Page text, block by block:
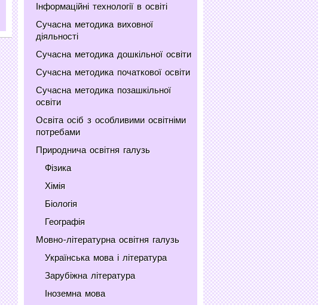
Інформаційні технології в освіті
Сучасна методика виховної
діяльності
Сучасна методика дошкільної освіти
Сучасна методика початкової освіти
Сучасна методика позашкільної
освіти
Освіта осіб з особливими освітніми
потребами
Природнича освітня галузь
Фізика
Хімія
Біологія
Географія
Мовно-літературна освітня галузь
Українська мова і література
Зарубіжна література
Іноземна мова